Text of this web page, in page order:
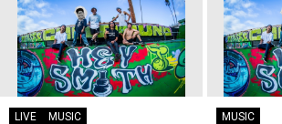
LIVE MUSIC MUSIC